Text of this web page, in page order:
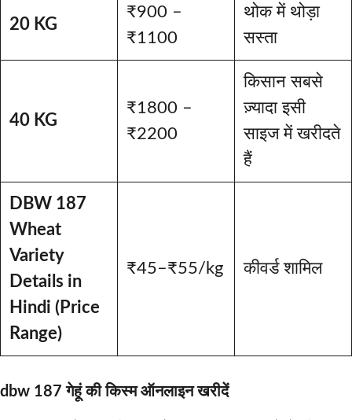
20 KG
₹900 –
₹1100
थोक में थोड़ा
सस्ता
40 KG
₹1800 –
₹2200
किसान सबसे
ज़्यादा इसी
साइज में खरीदते
हैं
DBW 187
Wheat
Variety
Details in
Hindi (Price
Range)
₹45–₹55/kg कीवर्ड शामिल
dbw 187 गेहूं की किस्म ऑनलाइन खरीदें